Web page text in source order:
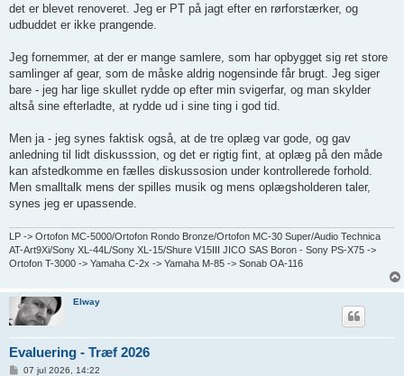
det er blevet renoveret. Jeg er PT på jagt efter en rørforstærker, og
udbuddet er ikke prangende.
Jeg fornemmer, at der er mange samlere, som har opbygget sig ret store
samlinger af gear, som de måske aldrig nogensinde får brugt. Jeg siger
bare - jeg har lige skullet rydde op efter min svigerfar, og man skylder
altså sine efterladte, at rydde ud i sine ting i god tid.
Men ja - jeg synes faktisk også, at de tre oplæg var gode, og gav
anledning til lidt diskusssion, og det er rigtig fint, at oplæg på den måde
kan afstedkomme en fælles diskussosion under kontrollerede forhold.
Men smalltalk mens der spilles musik og mens oplægsholderen taler,
synes jeg er upassende.
LP -> Ortofon MC-5000/Ortofon Rondo Bronze/Ortofon MC-30 Super/Audio Technica
AT-Art9Xi/Sony XL-44L/Sony XL-15/Shure V15III JICO SAS Boron - Sony PS-X75 ->
Ortofon T-3000 -> Yamaha C-2x -> Yamaha M-85 -> Sonab OA-116
Elway
Evaluering - Træf 2026
07 jul 2026, 14:22